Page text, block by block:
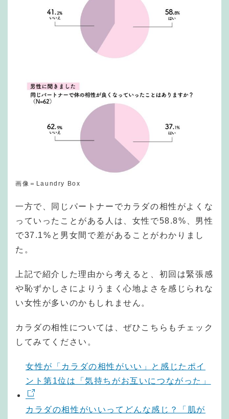
画像＝Laundry Box
一方で、同じパートナーでカラダの相性がよくな
っていったことがある人は、女性で58.8%、男性
で37.1%と男女間で差があることがわかりまし
た。
上記で紹介した理由から考えると、初回は緊張感
や恥ずかしさによりうまく心地よさを感じられな
い女性が多いのかもしれません。
カラダの相性については、ぜひこちらもチェック
してみてください。
女性が「カラダの相性がいい」と感じたポイ
ント第1位は「気持ちがお互いにつながった」
カラダの相性がいいってどんな感じ？「肌が